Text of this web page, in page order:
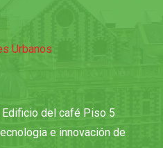
Urbanos
del café Piso 5
e innovación de